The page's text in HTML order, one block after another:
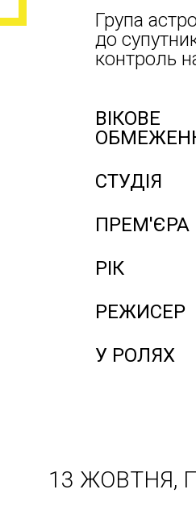
Група
до
контроль
ВІКОВЕ
СТУДІЯ
ПРЕМ'ЄРА
РІК
РЕЖИСЕР
У РОЛЯХ
13 ЖОВТНЯ,